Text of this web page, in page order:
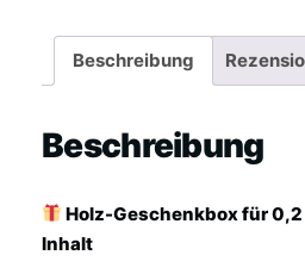
Beschreibung
Beschreibung
Holz-Geschenkbox für 0,2
Inhalt